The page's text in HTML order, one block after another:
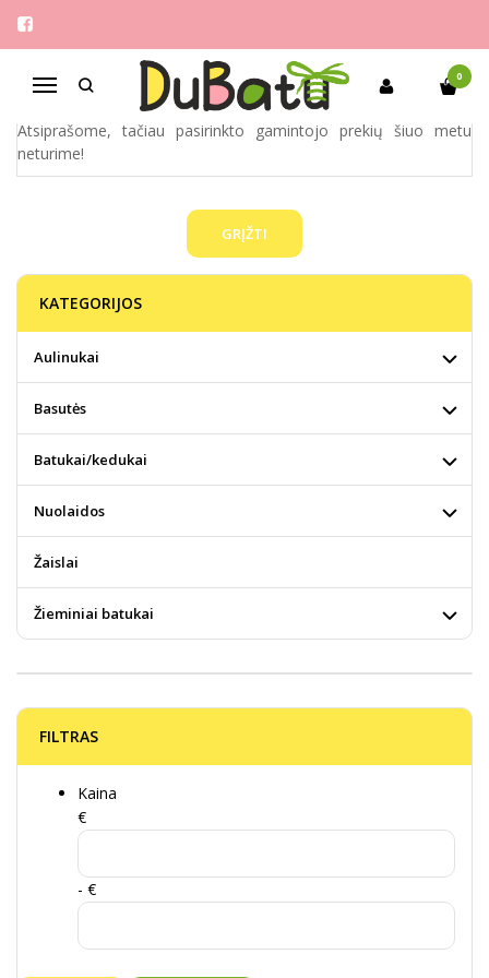
Navigacija
0
MOOKIE
Pagrindinis Pirkite pagal gamintoją Mookie
Atsiprašome, tačiau pasirinkto gamintojo prekių šiuo metu
neturime!
GRĮŽTI
KATEGORIJOS
Aulinukai
Basutės
Batukai/kedukai
Nuolaidos
Žaislai
Žieminiai batukai
FILTRAS
Kaina
€
- €